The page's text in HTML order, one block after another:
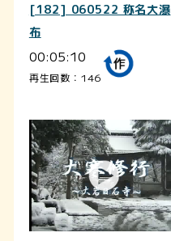
[182] 060522 称名大瀑
布
00:05:10
再生回数：146